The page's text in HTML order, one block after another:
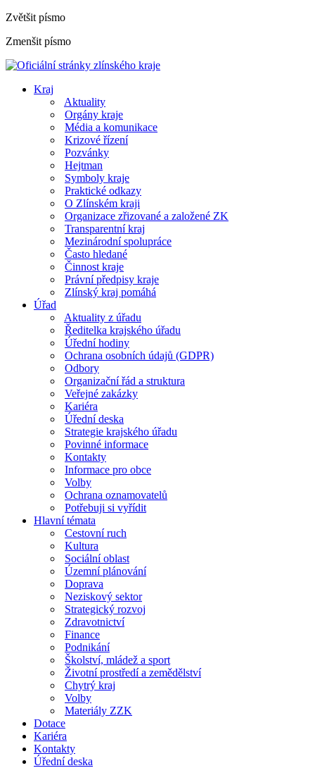
Zvětšit písmo
Zmenšit písmo
Kraj
Aktuality
Orgány kraje
Média a komunikace
Krizové řízení
Pozvánky
Hejtman
Symboly kraje
Praktické odkazy
O Zlínském kraji
Organizace zřizované a založené ZK
Transparentní kraj
Mezinárodní spolupráce
Často hledané
Činnost kraje
Právní předpisy kraje
Zlínský kraj pomáhá
Úřad
Aktuality z úřadu
Ředitelka krajského úřadu
Úřední hodiny
Ochrana osobních údajů (GDPR)
Odbory
Organizační řád a struktura
Veřejné zakázky
Kariéra
Úřední deska
Strategie krajského úřadu
Povinné informace
Kontakty
Informace pro obce
Volby
Ochrana oznamovatelů
Potřebuji si vyřídit
Hlavní témata
Cestovní ruch
Kultura
Sociální oblast
Územní plánování
Doprava
Neziskový sektor
Strategický rozvoj
Zdravotnictví
Finance
Podnikání
Školství, mládež a sport
Životní prostředí a zemědělství
Chytrý kraj
Volby
Materiály ZZK
Dotace
Kariéra
Kontakty
Úřední deska